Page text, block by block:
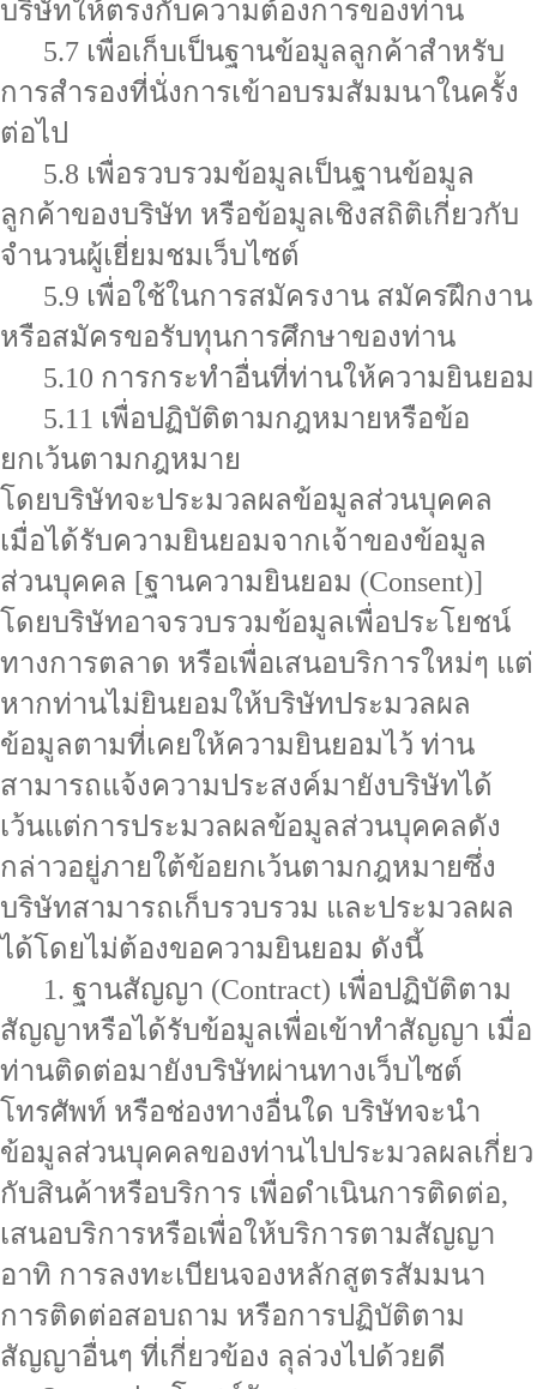
บริษัทให้ตรงกับความต้องการของท่าน
5.7 เพื่อเก็บเป็นฐานข้อมูลลูกค้าสำหรับ
การสำรองที่นั่งการเข้าอบรมสัมมนาในครั้ง
ต่อไป
5.8 เพื่อรวบรวมข้อมูลเป็นฐานข้อมูล
ลูกค้าของบริษัท หรือข้อมูลเชิงสถิติเกี่ยวกับ
จำนวนผู้เยี่ยมชมเว็บไซต์
5.9 เพื่อใช้ในการสมัครงาน สมัครฝึกงาน
หรือสมัครขอรับทุนการศึกษาของท่าน
5.10 การกระทำอื่นที่ท่านให้ความยินยอม
5.11 เพื่อปฏิบัติตามกฎหมายหรือข้อ
ยกเว้นตามกฎหมาย
โดยบริษัทจะประมวลผลข้อมูลส่วนบุคคล
เมื่อได้รับความยินยอมจากเจ้าของข้อมูล
ส่วนบุคคล [ฐานความยินยอม (Consent)]
โดยบริษัทอาจรวบรวมข้อมูลเพื่อประโยชน์
ทางการตลาด หรือเพื่อเสนอบริการใหม่ๆ แต่
หากท่านไม่ยินยอมให้บริษัทประมวลผล
ข้อมูลตามที่เคยให้ความยินยอมไว้ ท่าน
สามารถแจ้งความประสงค์มายังบริษัทได้
เว้นแต่การประมวลผลข้อมูลส่วนบุคคลดัง
กล่าวอยู่ภายใต้ข้อยกเว้นตามกฎหมายซึ่ง
บริษัทสามารถเก็บรวบรวม และประมวลผล
ได้โดยไม่ต้องขอความยินยอม ดังนี้
1. ฐานสัญญา (Contract) เพื่อปฏิบัติตาม
สัญญาหรือได้รับข้อมูลเพื่อเข้าทำสัญญา เมื่อ
ท่านติดต่อมายังบริษัทผ่านทางเว็บไซต์
โทรศัพท์ หรือช่องทางอื่นใด บริษัทจะนำ
ข้อมูลส่วนบุคคลของท่านไปประมวลผลเกี่ยว
กับสินค้าหรือบริการ เพื่อดำเนินการติดต่อ,
เสนอบริการหรือเพื่อให้บริการตามสัญญา
อาทิ การลงทะเบียนจองหลักสูตรสัมมนา
การติดต่อสอบถาม หรือการปฏิบัติตาม
สัญญาอื่นๆ ที่เกี่ยวข้อง ลุล่วงไปด้วยดี